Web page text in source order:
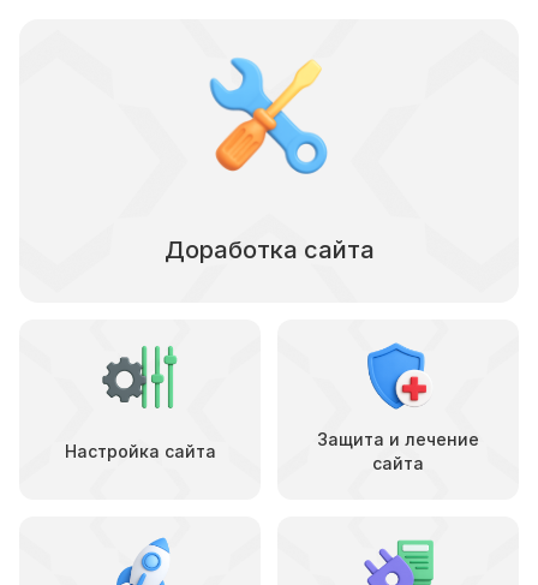
Доработка сайта
Настройка сайта
Защита и лечение
сайта